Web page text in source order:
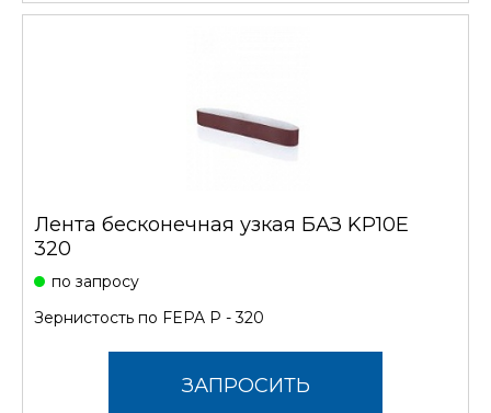
Лента бесконечная узкая БАЗ KP10E
320
по запросу
Зернистость по FEPA P - 320
ЗАПРОСИТЬ